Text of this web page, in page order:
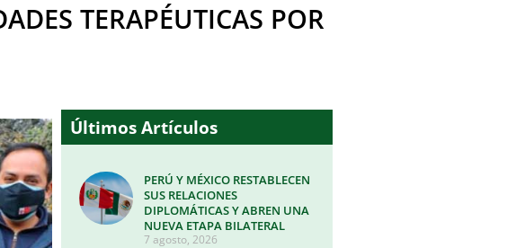
TERAPÉUTICAS POR
Últimos Artículos
PERÚ Y MÉXICO RESTABLECEN
SUS RELACIONES
DIPLOMÁTICAS Y ABREN UNA
NUEVA ETAPA BILATERAL
7 agosto, 2026